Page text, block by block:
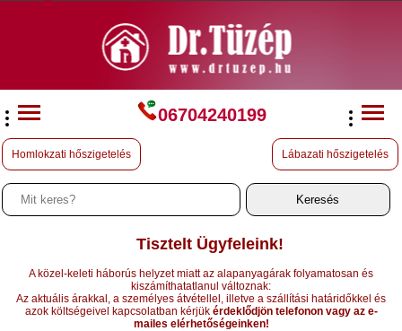
06704240199
Homlokzati hőszigetelés Lábazati hőszigetelés
Tisztelt Ügyfeleink!
A közel-keleti háborús helyzet miatt az alapanyagárak folyamatosan és
kiszámíthatatlanul változnak:
Az aktuális árakkal, a személyes átvétellel, illetve a szállítási határidőkkel és
azok költségeivel kapcsolatban kérjük érdeklődjön telefonon vagy az e-
mailes elérhetőségeinken!